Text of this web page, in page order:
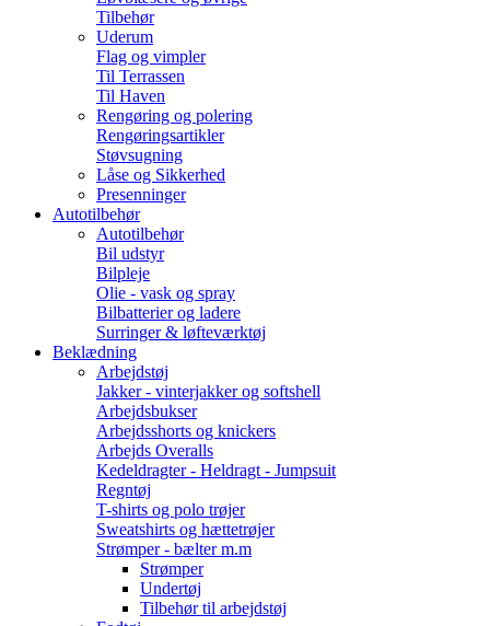
Tilbehør
Uderum
Flag og vimpler
Til Terrassen
Til Haven
Rengøring og polering
Rengøringsartikler
Støvsugning
Låse og Sikkerhed
Presenninger
Autotilbehør
Autotilbehør
Bil udstyr
Bilpleje
Olie - vask og spray
Bilbatterier og ladere
Surringer & løfteværktøj
Beklædning
Arbejdstøj
Jakker - vinterjakker og softshell
Arbejdsbukser
Arbejdsshorts og knickers
Arbejds Overalls
Kedeldragter - Heldragt - Jumpsuit
Regntøj
T-shirts og polo trøjer
Sweatshirts og hættetrøjer
Strømper - bælter m.m
Strømper
Undertøj
Tilbehør til arbejdstøj